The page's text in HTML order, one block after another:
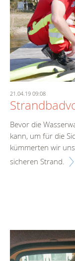
21.04.19 09:08
Bevor die
kann, um für die
kümmerten wir
sicheren Strand.